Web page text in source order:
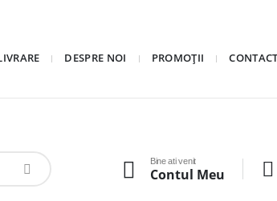
DESPRE NOI PROMOȚII
Bine ati venit
Contul Meu